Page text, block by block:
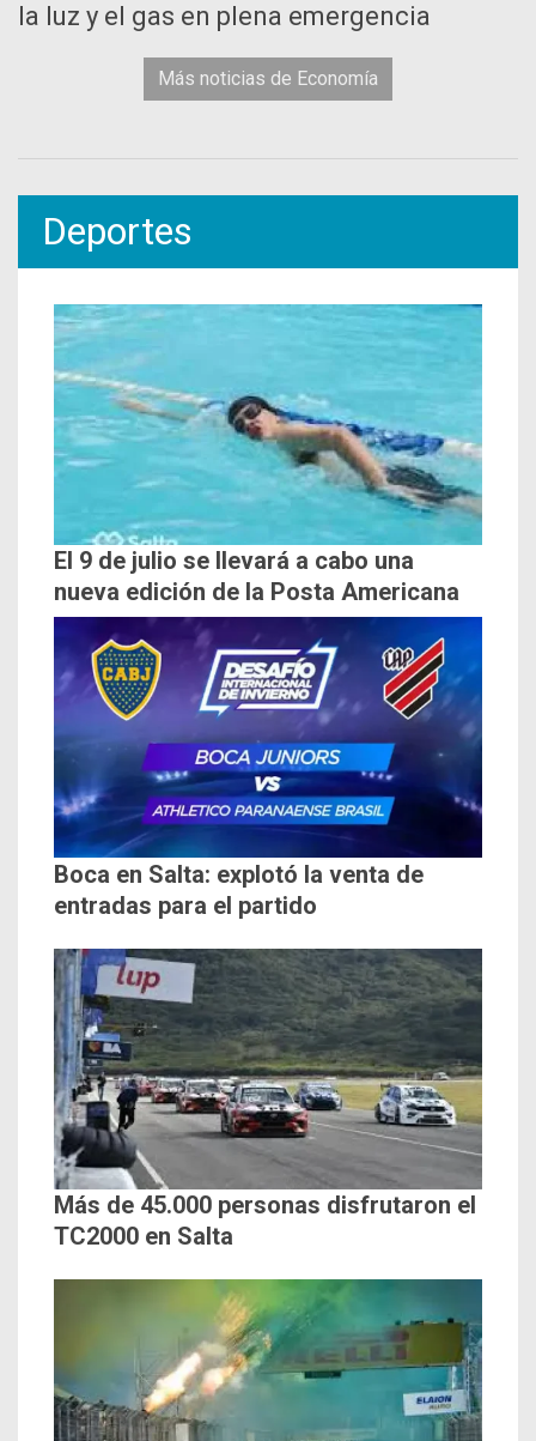
la luz y el gas en plena emergencia
Más noticias de Economía
Deportes
El 9 de julio se llevará a cabo una
nueva edición de la Posta Americana
Boca en Salta: explotó la venta de
entradas para el partido
Más de 45.000 personas disfrutaron el
TC2000 en Salta